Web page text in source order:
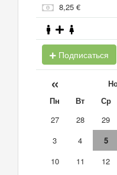
8,25 €
Подписаться
«
Пн Вт Ср
27
28 29
3
4 5
10
11 12